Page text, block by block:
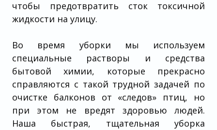
чтобы предотвратить сток токсичной
жидкости на улицу.
Во время уборки мы используем
специальные растворы и средства
бытовой химии, которые прекрасно
справляются с такой трудной задачей по
очистке балконов от «следов» птиц, но
при этом не вредят здоровью людей.
Наша быстрая, тщательная уборка